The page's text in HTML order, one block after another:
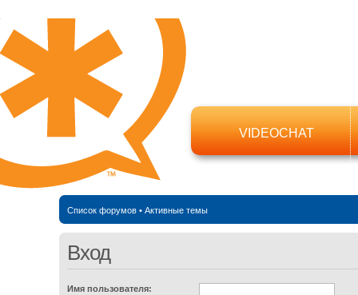
VIDEOCHAT
Список форумов• Активные темы
Вход
Имя пользователя: